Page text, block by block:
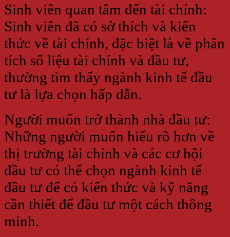
Sinh viên quan tâm đến tài chính:
Sinh viên đã có sở thích và kiến
thức về tài chính, đặc biệt là về phân
tích số liệu tài chính và đầu tư,
thường tìm thấy ngành kinh tế đầu
tư là lựa chọn hấp dẫn.
Người muốn trở thành nhà đầu tư:
Những người muốn hiểu rõ hơn về
thị trường tài chính và các cơ hội
đầu tư có thể chọn ngành kinh tế
đầu tư để có kiến thức và kỹ năng
cần thiết để đầu tư một cách thông
minh.